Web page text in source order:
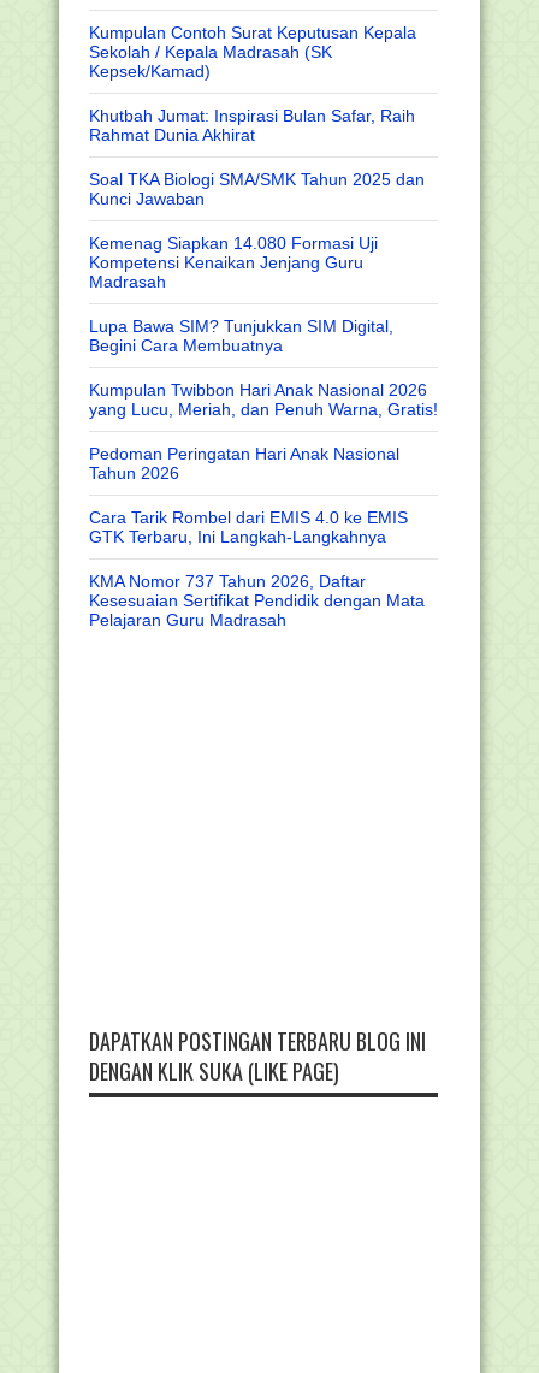
Kumpulan Contoh Surat Keputusan Kepala
Sekolah / Kepala Madrasah (SK
Kepsek/Kamad)
Khutbah Jumat: Inspirasi Bulan Safar, Raih
Rahmat Dunia Akhirat
Soal TKA Biologi SMA/SMK Tahun 2025 dan
Kunci Jawaban
Kemenag Siapkan 14.080 Formasi Uji
Kompetensi Kenaikan Jenjang Guru
Madrasah
Lupa Bawa SIM? Tunjukkan SIM Digital,
Begini Cara Membuatnya
Kumpulan Twibbon Hari Anak Nasional 2026
yang Lucu, Meriah, dan Penuh Warna, Gratis!
Pedoman Peringatan Hari Anak Nasional
Tahun 2026
Cara Tarik Rombel dari EMIS 4.0 ke EMIS
GTK Terbaru, Ini Langkah-Langkahnya
KMA Nomor 737 Tahun 2026, Daftar
Kesesuaian Sertifikat Pendidik dengan Mata
Pelajaran Guru Madrasah
DAPATKAN POSTINGAN TERBARU BLOG INI
DENGAN KLIK SUKA (LIKE PAGE)